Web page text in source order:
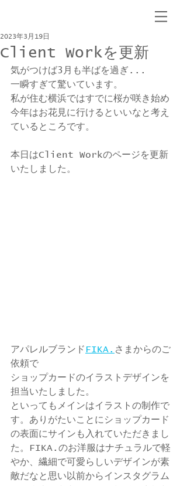
Client Workを更新
2023年3月19日
気がつけば3月も半ばを過ぎ...
一瞬すぎて驚いています。
私が住む横浜ではすでに桜が咲き始め
今年はお花見に行けるといいなと考え
ているところです。
本日はClient Workのページを更新
いたしました。
アパレルブランド FIKA. さまからのご
依頼で
ショップカードのイラストデザインを
担当いたしました。
といってもメインはイラストの制作で
す。ありがたいことにショップカード
の表面にサインも入れていただきまし
た。FIKA.のお洋服はナチュラルで軽
やか、繊細で可愛らしいデザインが素
敵だなと思い以前からインスタグラム